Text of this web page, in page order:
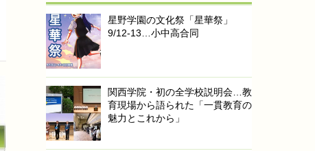
星野学園の文化祭「星華祭」
9/12-13…小中高合同
関西学院・初の全学校説明会…教
育現場から語られた「一貫教育の
魅力とこれから」